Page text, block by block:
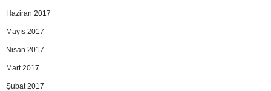
Haziran 2017
Mayıs 2017
Nisan 2017
Mart 2017
Şubat 2017